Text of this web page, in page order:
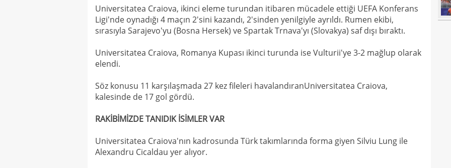
Universitatea Craiova, ikinci eleme turundan itibaren mücadele ettiği UEFA Konferans
Ligi'nde oynadığı 4 maçın 2'sini kazandı, 2'sinden yenilgiyle ayrıldı. Rumen ekibi,
sırasıyla Sarajevo'yu (Bosna Hersek) ve Spartak Trnava'yı (Slovakya) saf dışı bıraktı.
Universitatea Craiova, Romanya Kupası ikinci turunda ise Vulturii'ye 3-2 mağlup olarak
elendi.
Söz konusu 11 karşılaşmada 27 kez fileleri havalandıranUniversitatea Craiova,
kalesinde de 17 gol gördü.
RAKİBİMİZDE TANIDIK İSİMLER VAR
Universitatea Craiova'nın kadrosunda Türk takımlarında forma giyen Silviu Lung ile
Alexandru Cicaldau yer alıyor.